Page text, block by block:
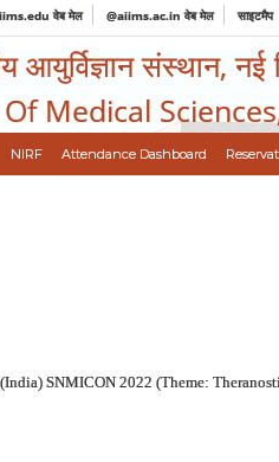
वेब मेल @aiims.ac.in वेब मेल साइटमैप
आयुर्विज्ञान संस्थान, नई
Medical
NIRF Attendance Dashboard
SNMICON 2022 (Theme: